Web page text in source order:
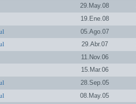
29.May.08
19.Ene.08
05.Ago.07
29.Abr.07
11.Nov.06
15.Mar.06
28.Sep.05
08.May.05